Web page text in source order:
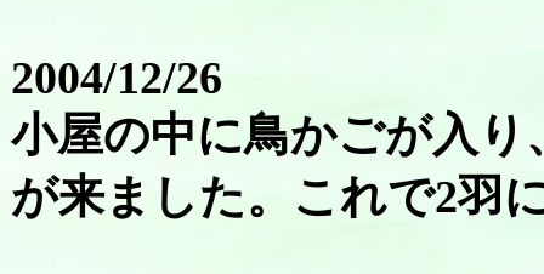
2004/12/26
小屋の中に鳥かごが入
が来ました。これで2羽